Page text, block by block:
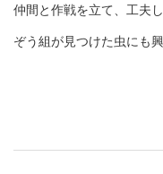
仲間と作戦を立て、工夫
ぞう組が見つけた虫にも